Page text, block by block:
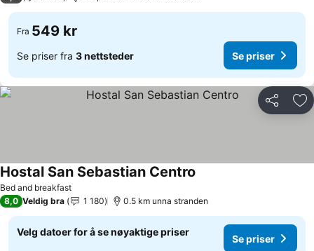
Fra 549 kr
Se priser fra 3 nettsteder Se priser
Del
Bed and breakfast
Hostal San Sebastian Centro
8,0 Veldig bra 1 180 0.5 km unna stranden
Velg datoer for å se nøyaktige priser
Se priser